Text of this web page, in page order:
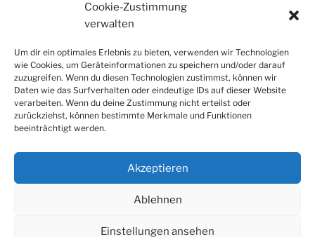
Cookie-Zustimmung
verwalten
Um dir ein optimales Erlebnis zu bieten, verwenden wir Technologien
wie Cookies, um Geräteinformationen zu speichern und/oder darauf
zuzugreifen. Wenn du diesen Technologien zustimmst, können wir
Daten wie das Surfverhalten oder eindeutige IDs auf dieser Website
verarbeiten. Wenn du deine Zustimmung nicht erteilst oder
zurückziehst, können bestimmte Merkmale und Funktionen
beeinträchtigt werden.
Akzeptieren
Ablehnen
Einstellungen ansehen